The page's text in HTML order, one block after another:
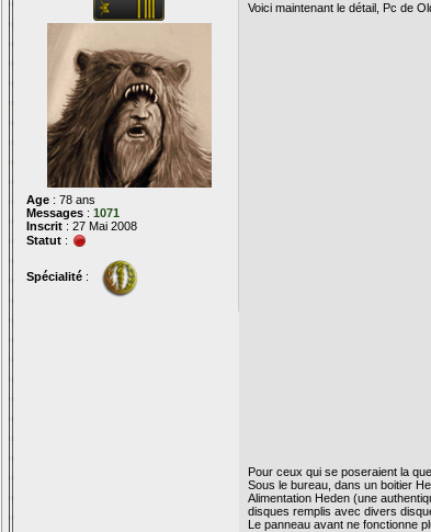
Age : 78 ans
Messages : 1071
Inscrit : 27 Mai 2008
Statut :
Spécialité :
Voici maintenant le détail, Pc de
Pour ceux qui se poseraient la
Sous le bureau, dans un boitier
Alimentation Heden (une
disques remplis avec divers
Le panneau avant ne fonctionne